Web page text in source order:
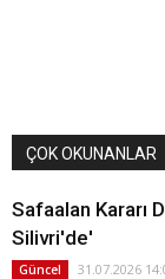
ÇOK OKUNANLAR
Safaalan Kararı
Silivri'de'
Güncel 31.07.2026